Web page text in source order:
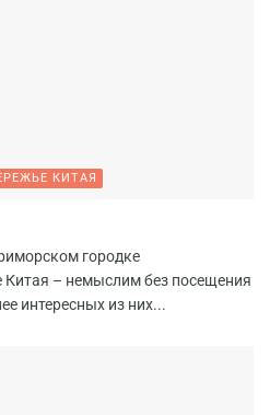
КИТАЯ
городке
Китая – немыслим без посещения
интересных из них...